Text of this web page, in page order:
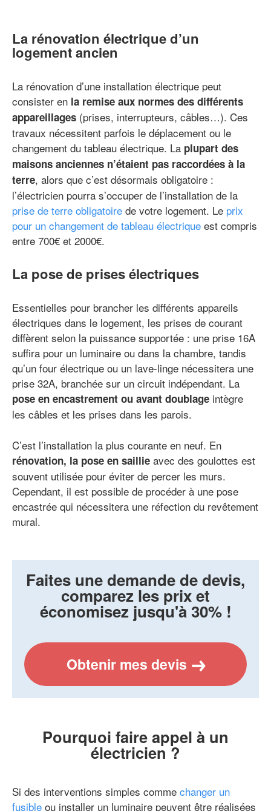
La rénovation électrique d’un
logement ancien
La rénovation d’une installation électrique peut
consister en la remise aux normes des différents
appareillages (prises, interrupteurs, câbles…). Ces
travaux nécessitent parfois le déplacement ou le
changement du tableau électrique. La plupart des
maisons anciennes n’étaient pas raccordées à la
terre, alors que c’est désormais obligatoire :
l’électricien pourra s’occuper de l’installation de la
prise de terre obligatoire de votre logement. Le prix
pour un changement de tableau électrique est compris
entre 700€ et 2000€.
La pose de prises électriques
Essentielles pour brancher les différents appareils
électriques dans le logement, les prises de courant
diffèrent selon la puissance supportée : une prise 16A
suffira pour un luminaire ou dans la chambre, tandis
qu’un four électrique ou un lave-linge nécessitera une
prise 32A, branchée sur un circuit indépendant. La
pose en encastrement ou avant doublage intègre
les câbles et les prises dans les parois.
C’est l’installation la plus courante en neuf. En
rénovation, la pose en saillie avec des goulottes est
souvent utilisée pour éviter de percer les murs.
Cependant, il est possible de procéder à une pose
encastrée qui nécessitera une réfection du revêtement
mural.
Faites une demande de devis,
comparez les prix et
économisez jusqu'à 30% !
Obtenir mes devis
Pourquoi faire appel à un
électricien ?
Si des interventions simples comme changer un
fusible ou installer un luminaire peuvent être réalisées